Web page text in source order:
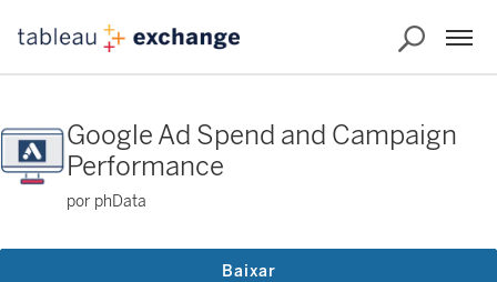
Google Ad Spend and Campaign
Performance
por phData
Baixar